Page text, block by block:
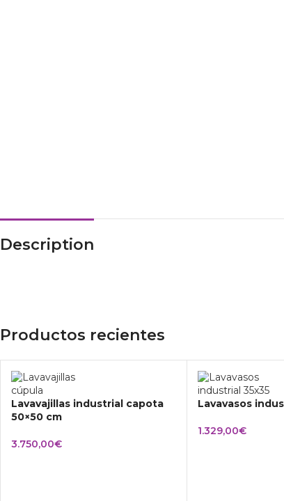
Description
Productos recientes
Lavavajillas industrial capota
50×50 cm
3.750,00€
Lavavasos
1.329,00€